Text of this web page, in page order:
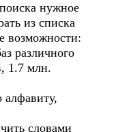
нужное
из списка
возможности:
различного
1.7 млн.
алфавиту,
словами